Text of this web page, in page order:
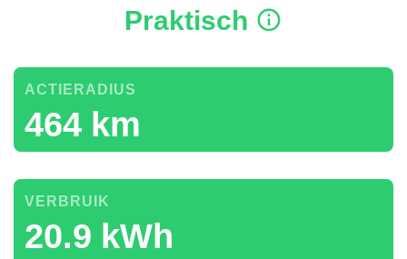
Praktisch
464 km
ACTIERADIUS
20.9 kWh
VERBRUIK